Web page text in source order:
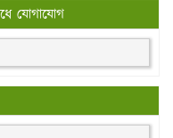
যোগাযোগ